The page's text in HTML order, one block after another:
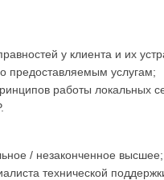
у клиента и их
предоставляемым услугам;
работы локальных
/ незаконченное высшее;
технической